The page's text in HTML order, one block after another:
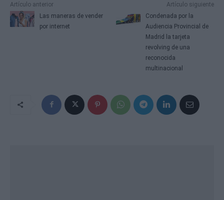
Artículo anterior
Las maneras de vender
por internet
Artículo siguiente
Condenada por la
Audiencia Provincial de
Madrid la tarjeta
revolving de una
reconocida
multinacional